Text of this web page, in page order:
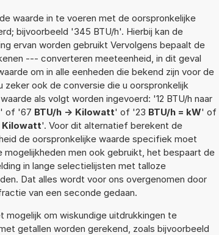
waarde in te voeren met de oorspronkelijke
bijvoorbeeld '345 BTU/h'. Hierbij kan de
ervan worden gebruikt Vervolgens bepaalt de
--- converteren meeteenheid, in dit geval
om in alle eenheden die bekend zijn voor de
ook de conversie die u oorspronkelijk
als volgt worden ingevoerd: '12 BTU/h naar
of '67 BTU/h -> Kilowatt' of '23 BTU/h = kW' of
Kilowatt'. Voor dit alternatief berekent de
de oorspronkelijke waarde specifiek moet
men ook gebruikt, het bespaart de
in lange selectielijsten met talloze
Dat alles wordt voor ons overgenomen door
van een seconde gedaan.
mogelijk om wiskundige uitdrukkingen te
getallen worden gerekend, zoals bijvoorbeeld